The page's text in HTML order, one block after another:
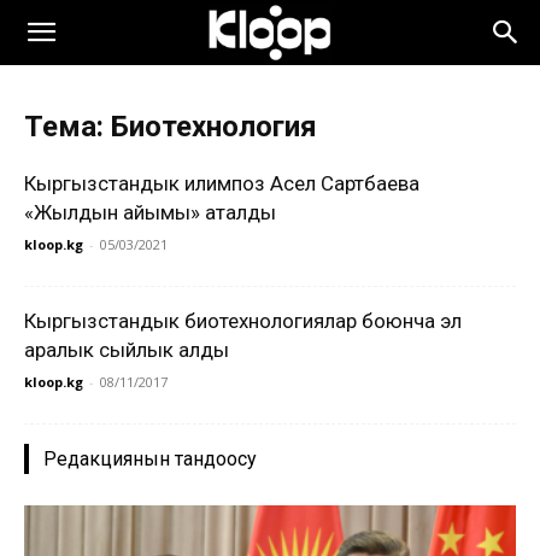
Тема: Биотехнология
Кыргызстандык илимпоз Асел Сартбаева
«Жылдын айымы» аталды
kloop.kg - 05/03/2021
Кыргызстандык биотехнологиялар боюнча эл
аралык сыйлык алды
kloop.kg - 08/11/2017
Редакциянын тандоосу